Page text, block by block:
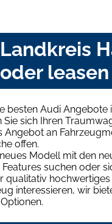
leasen
besten Audi Angebote
Sie sich Ihren
Angebot an
offen.
Modell mit den
suchen oder
qualitativ hochwertiges
interessieren, wir